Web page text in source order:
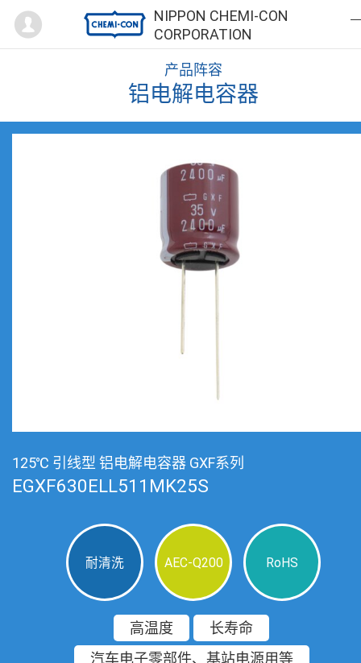
NIPPON CHEMI-CON
CORPORATION
Mypage
产品阵容
铝电解电容器
125℃ 引线型 铝电解电容器 GXF系列
EGXF630ELL511MK25S
耐清洗 AEC-Q200 RoHS
高温度
长寿命
汽车电子零部件、基站电源用等